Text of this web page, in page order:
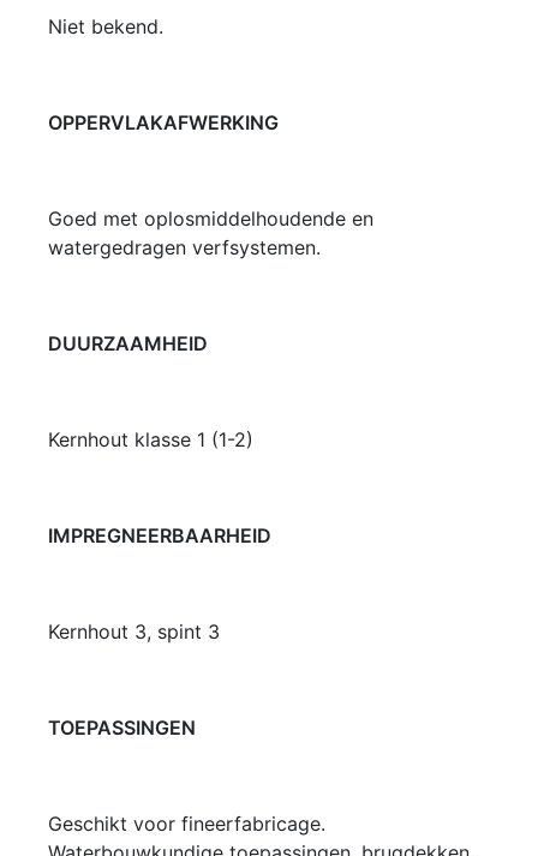
Niet bekend.
OPPERVLAKAFWERKING
Goed met oplosmiddelhoudende en
watergedragen verfsystemen.
DUURZAAMHEID
Kernhout klasse 1 (1-2)
IMPREGNEERBAARHEID
Kernhout 3, spint 3
TOEPASSINGEN
Geschikt voor fineerfabricage.